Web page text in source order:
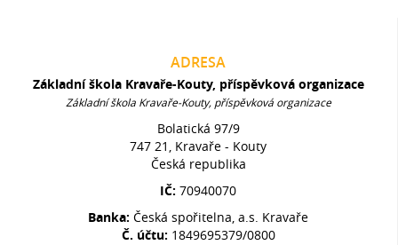
ADRESA
Základní škola Kravaře-Kouty, příspěvková organizace
Základní škola Kravaře-Kouty, příspěvková organizace
Bolatická 97/9
747 21, Kravaře - Kouty
Česká republika
IČ:70940070
Banka:Česká spořitelna, a.s. Kravaře
Č. účtu: 1849695379/0800